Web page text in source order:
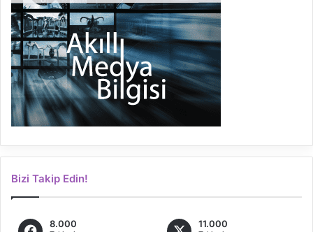
Bizi Takip Edin!
8.000 11.000